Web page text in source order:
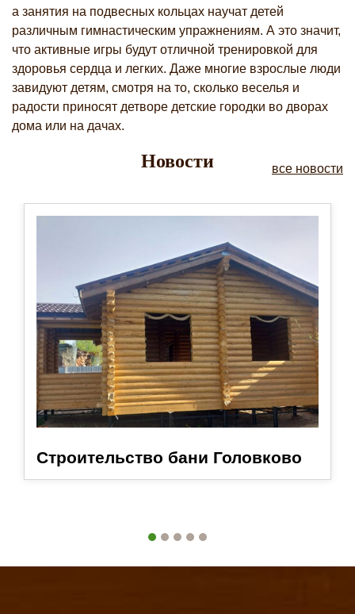
а занятия на подвесных кольцах научат детей
различным гимнастическим упражнениям. А это значит,
что активные игры будут отличной тренировкой для
здоровья сердца и легких. Даже многие взрослые люди
завидуют детям, смотря на то, сколько веселья и
радости приносят детворе детские городки во дворах
дома или на дачах.
Новости все новости
Строительство бани Головково